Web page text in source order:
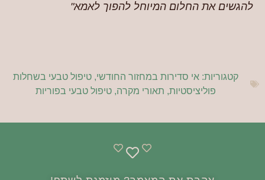
להגשים את החלום המיוחל להפוך לאמא"
קטגוריות: אי סדירות במחזור החודשי,טיפול טבעי בשחלות
פוליציסטיות, תאורי מקרה,טיפול טבעי בפוריות